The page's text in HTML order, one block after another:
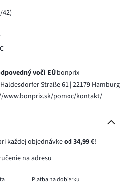
42)
voči EÚbonprix
Straße 61 | 22179 Hamburg
www.bonprix.sk/pomoc/kontakt/
každej objednávkeod 34,99 €!
na adresu
Platba na dobierku